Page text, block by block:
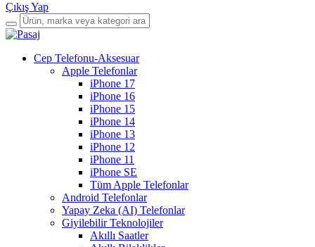
Çıkış Yap
Cep Telefonu-Aksesuar
Apple Telefonlar
iPhone 17
iPhone 16
iPhone 15
iPhone 14
iPhone 13
iPhone 12
iPhone 11
iPhone SE
Tüm Apple Telefonlar
Android Telefonlar
Yapay Zeka (AI) Telefonlar
Giyilebilir Teknolojiler
Akıllı Saatler